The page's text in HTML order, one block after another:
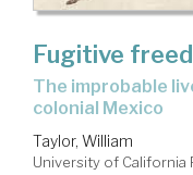
Fugitive
the improbable lives of two impostors in late
colonial Mexico
Taylor, William
University of California